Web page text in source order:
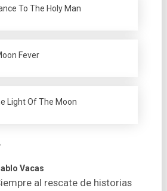
To The Holy Man
Fever
Light Of The Moon
Vacas
al rescate de historias